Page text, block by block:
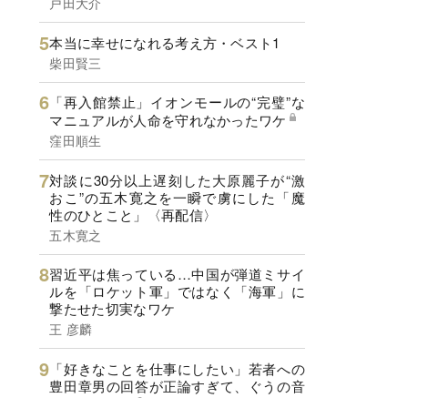
本当に幸せになれる考え方・ベスト1
柴田賢三
「再入館禁止」イオンモールの“完璧”な
マニュアルが人命を守れなかったワケ
窪田順生
対談に30分以上遅刻した大原麗子が“激
おこ”の五木寛之を一瞬で虜にした「魔
性のひとこと」〈再配信〉
五木寛之
習近平は焦っている…中国が弾道ミサイ
ルを「ロケット軍」ではなく「海軍」に
撃たせた切実なワケ
王 彦麟
「好きなことを仕事にしたい」若者への
豊田章男の回答が正論すぎて、ぐうの音